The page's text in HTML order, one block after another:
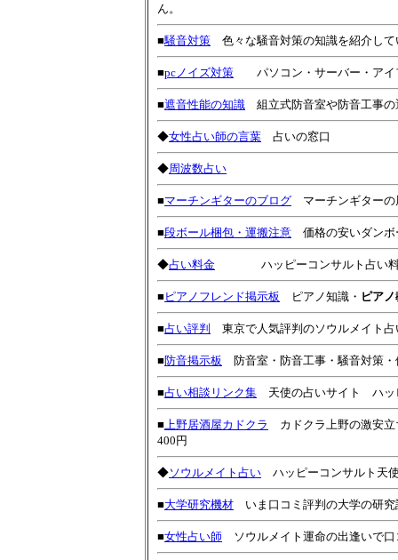
ん。
■騒音対策 色々な騒音対策の知識を紹介して
■pcノイズ対策 パソコン・サーバー・アイ
■遮音性能の知識 組立式防音室や防音工事
◆女性占い師の言葉 占いの窓口
◆周波数占い
■マーチンギターのブログ マーチンギターの
■段ボール梱包・運搬注意 価格の安いダンボ
◆占い料金 ハッピーコンサルト占い
■ ピアノフレンド掲示板 ピアノ知識・ ピア
■占い評判 東京で人気評判のソウルメイト占
■防音掲示板 防音室・防音工事・騒音対策
■占い相談リンク集 天使の占いサイト ハッ
■ 上野居酒屋カドクラ
カドクラ上野の激安立
400円
◆ソウルメイト占い ハッピーコンサルト天
■大学研究機材 いま口コミ評判の大学の研
■女性占い師 ソウルメイト運命の出逢いで